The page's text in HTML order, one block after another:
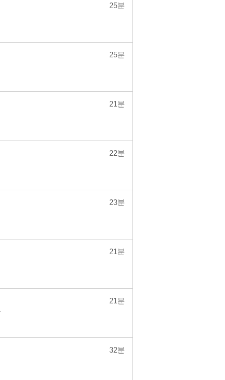
25분
25분
21분
22분
23분
21분
21분
32분